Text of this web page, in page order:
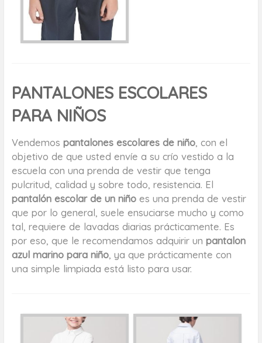
PANTALONES ESCOLARES
PARA NIÑOS
Vendemos pantalones escolares de niño, con el
objetivo de que usted envíe a su crío vestido a la
escuela con una prenda de vestir que tenga
pulcritud, calidad y sobre todo, resistencia. El
pantalón escolar de un niñoes una prenda de vestir
que por lo general, suele ensuciarse mucho y como
tal, requiere de lavadas diarias prácticamente. Es
por eso, que le recomendamos adquirir un pantalon
azul marino para niño, ya que prácticamente con
una simple limpiada está listo para usar.